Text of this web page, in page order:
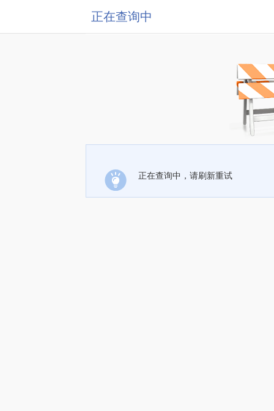
正在查询中
正在查询中，请刷新重试